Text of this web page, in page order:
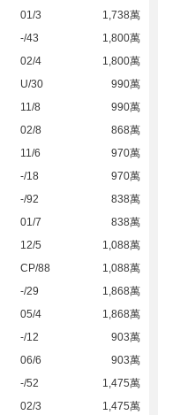
01/3
1,738萬
-/43
1,800萬
02/4
1,800萬
U/30
990萬
11/8
990萬
02/8
868萬
11/6
970萬
-/18
970萬
-/92
838萬
01/7
838萬
12/5
1,088萬
CP/88
1,088萬
-/29
1,868萬
05/4
1,868萬
-/12
903萬
06/6
903萬
-/52
1,475萬
02/3
1,475萬